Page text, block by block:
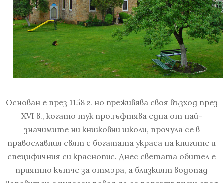
Основан е през 1158 г. но преживява своя възход през
XVI в., когато тук процъфтява една от най-
значимите ни книжовни школи, прочула се в
православния свят с богатата украса на книгите и
специфичния си краснопис. Днес светата обител е
приятно кътче за отмора, а близкият водопад